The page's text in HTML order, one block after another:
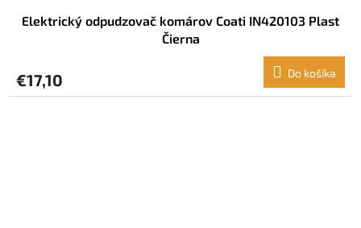
Elektrický odpudzovač komárov Coati IN420103 Plast
Čierna
€17,10 Do košíka